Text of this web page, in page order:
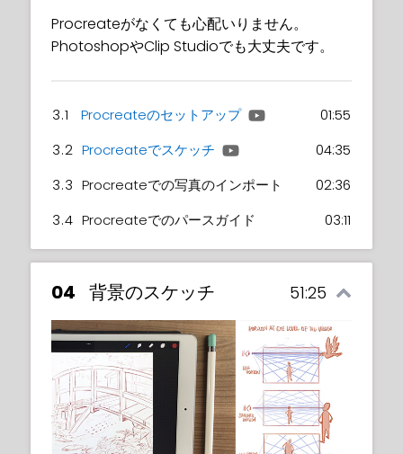
Procreateがなくても心配いりません。
PhotoshopやClip Studioでも大丈夫です。
3.1 Procreateのセットアップ
01:55
3.2 Procreateでスケッチ
04:35
3.3 Procreateでの写真のインポート
02:36
3.4 Procreateでのパースガイド 03:11
04 背景のスケッチ 51:25